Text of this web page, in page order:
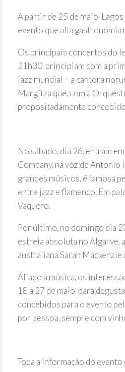
A partir de 25 de maio,
evento que alia
Os principais concertos do
21h30, principiam com a
jazz mundial – a cantora
Margitza que, com a
propositadamente
No sábado, dia 26, entram
Company, na voz de Antonio
grandes músicos, é famosa
entre jazz e flamenco. Em
Vaquero.
Por último, no domingo dia
estreia absoluta no Algarve,
australiana Sarah Mackenzie
Aliado à música, os
18 a 27 de maio, para
concebidos para o evento
por pessoa, sempre com
Toda a informação do